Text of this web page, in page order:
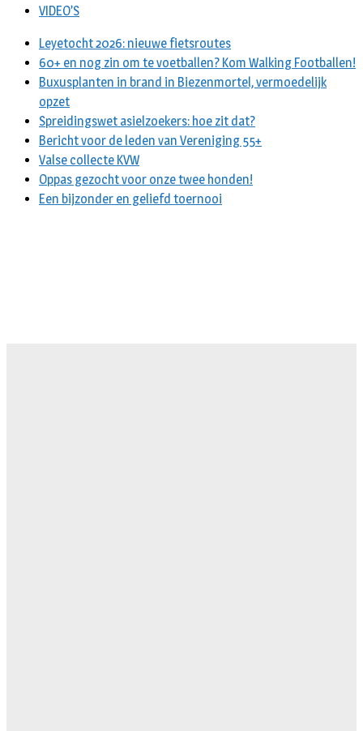
VIDEO’S
Leyetocht 2026: nieuwe fietsroutes
60+ en nog zin om te voetballen? Kom Walking Footballen!
Buxusplanten in brand in Biezenmortel, vermoedelijk
opzet
Spreidingswet asielzoekers: hoe zit dat?
Bericht voor de leden van Vereniging 55+
Valse collecte KVW
Oppas gezocht voor onze twee honden!
Een bijzonder en geliefd toernooi